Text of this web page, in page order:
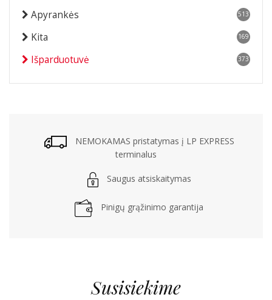
Apyrankės 513
Kita 169
Išparduotuvė 373
NEMOKAMAS pristatymas į LP EXPRESS
terminalus
Saugus atsiskaitymas
Pinigų grąžinimo garantija
Susisiekime